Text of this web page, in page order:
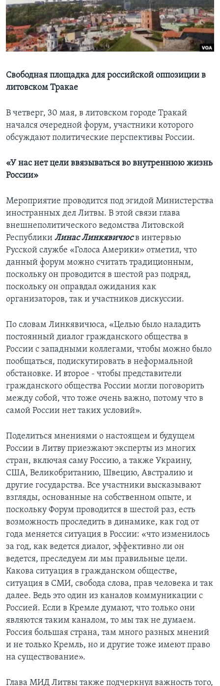
Learning English
СОЦИАЛЬНЫЕ СЕТИ
Языки
Свободная площадка для российской оппозиции в
литовском Тракае
В четверг, 30 мая, в литовском городе Тракай
начался очередной форум, участники которого
обсуждают политические перспективы России.
«У нас нет цели ввязываться во внутреннюю жизнь
России»
Мероприятие проводится под эгидой Министерства
иностранных дел Литвы. В этой связи глава
внешнеполитического ведомства Литовской
Республики Линас Линкявичюсв интервью
Русской службе «Голоса Америки» отметил, что
данный форум можно считать традиционным,
поскольку он проводится в шестой раз подряд,
поскольку он оправдал ожидания как
организаторов, так и участников дискуссии.
По словам Линкявичюса, «Целью было наладить
постоянный диалог гражданского общества в
России с западными коллегами, чтобы можно было
пообщаться, подискутировать в неформальной
обстановке. И второе - чтобы представители
гражданского общества России могли поговорить
между собой, что тоже очень важно, потому что в
самой России нет таких условий».
Поделиться мнениями о настоящем и будущем
России в Литву приезжают эксперты из многих
стран, включая саму Россию, а также Украину,
США, Великобританию, Швецию, Австралию и
другие государства. Все участники высказывают
взгляды, основанные на собственном опыте, и
поскольку Форум проводится в шестой раз, есть
возможность проследить в динамике, как год от
года меняется ситуация в России: «что изменилось
за год, как ведется диалог, эффективно ли он
ведется, преследуем ли мы правильные цели.
Какова ситуация в гражданском обществе,
ситуация в СМИ, свобода слова, прав человека и так
далее. Ведь это один из каналов коммуникации с
Россией. Если в Кремле думают, что только они
являются таким каналом, то мы так не думаем.
Россия большая страна, там много разных мнений
и не только Кремль, но и другие тоже имеют право
на существование».
Глава МИД Литвы также подчеркнул важность того,